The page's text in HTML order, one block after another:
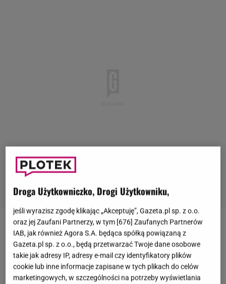
Choć od rozstaniaAnety ZająciMikołaja Krawczyka
minęło już wiele lat, emocje wciąż są żywe -
przynajmniej po jednej stronie. Aktor, który w
ostatnim czasie mocno udziela się w mediach
Droga Użytkowniczko, Drogi Użytkowniku,
jeśli wyrazisz zgodę klikając „Akceptuję”, Gazeta.pl sp. z o.o.
oraz jej Zaufani Partnerzy, w tym [676] Zaufanych Partnerów
IAB, jak również Agora S.A. będąca spółką powiązaną z
Gazeta.pl sp. z o.o., będą przetwarzać Twoje dane osobowe
takie jak adresy IP, adresy e-mail czy identyfikatory plików
cookie lub inne informacje zapisane w tych plikach do celów
marketingowych, w szczególności na potrzeby wyświetlania